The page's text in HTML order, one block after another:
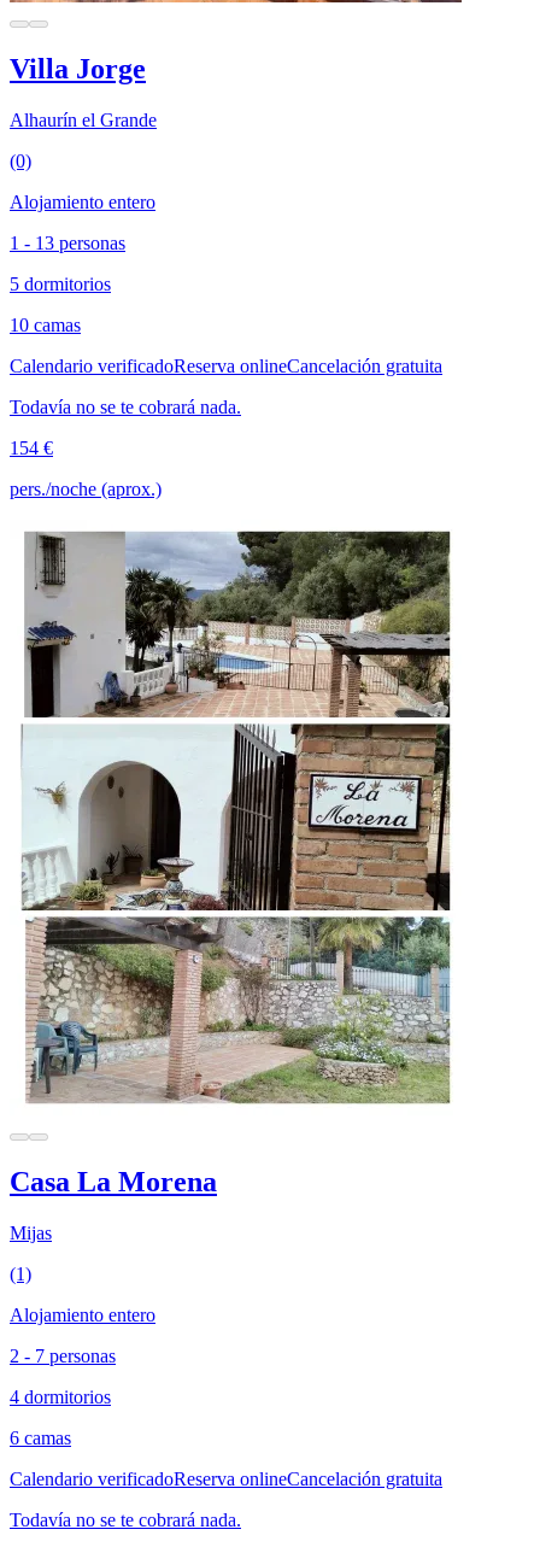
Villa Jorge
Alhaurín el Grande
(0)
Alojamiento entero
1 - 13 personas
5 dormitorios
10 camas
Calendario verificadoReserva onlineCancelación gratuita
Todavía no se te cobrará nada.
154 €
pers./noche (aprox.)
Casa La Morena
Mijas
(1)
Alojamiento entero
2 - 7 personas
4 dormitorios
6 camas
Calendario verificadoReserva onlineCancelación gratuita
Todavía no se te cobrará nada.